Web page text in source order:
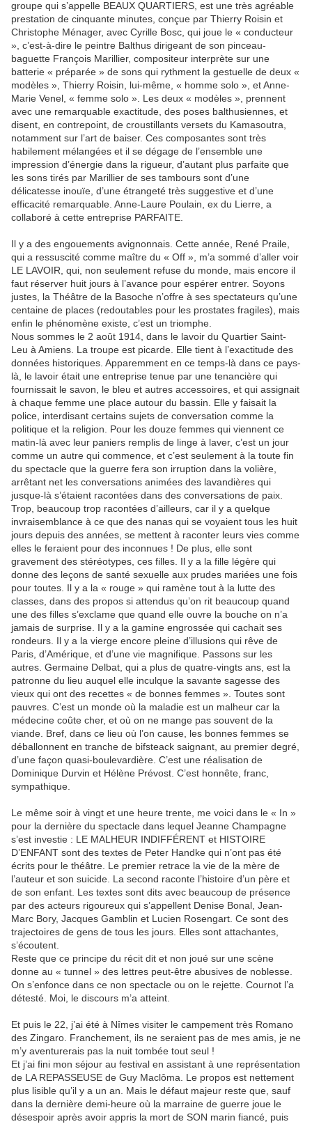
groupe qui s’appelle BEAUX QUARTIERS, est une très agréable
prestation de cinquante minutes, conçue par Thierry Roisin et
Christophe Ménager, avec Cyrille Bosc, qui joue le « conducteur
», c’est-à-dire le peintre Balthus dirigeant de son pinceau-
baguette François Marillier, compositeur interprète sur une
batterie « préparée » de sons qui rythment la gestuelle de deux «
modèles », Thierry Roisin, lui-même, « homme solo », et Anne-
Marie Venel, « femme solo ». Les deux « modèles », prennent
avec une remarquable exactitude, des poses balthusiennes, et
disent, en contrepoint, de croustillants versets du Kamasoutra,
notamment sur l’art de baiser. Ces composantes sont très
habilement mélangées et il se dégage de l’ensemble une
impression d’énergie dans la rigueur, d’autant plus parfaite que
les sons tirés par Marillier de ses tambours sont d’une
délicatesse inouïe, d’une étrangeté très suggestive et d’une
efficacité remarquable. Anne-Laure Poulain, ex du Lierre, a
collaboré à cette entreprise PARFAITE.
Il y a des engouements avignonnais. Cette année, René Praile,
qui a ressuscité comme maître du « Off », m’a sommé d’aller voir
LE LAVOIR, qui, non seulement refuse du monde, mais encore il
faut réserver huit jours à l’avance pour espérer entrer. Soyons
justes, la Théâtre de la Basoche n’offre à ses spectateurs qu’une
centaine de places (redoutables pour les prostates fragiles), mais
enfin le phénomène existe, c’est un triomphe.
Nous sommes le 2 août 1914, dans le lavoir du Quartier Saint-
Leu à Amiens. La troupe est picarde. Elle tient à l’exactitude des
données historiques. Apparemment en ce temps-là dans ce pays-
là, le lavoir était une entreprise tenue par une tenancière qui
fournissait le savon, le bleu et autres accessoires, et qui assignait
à chaque femme une place autour du bassin. Elle y faisait la
police, interdisant certains sujets de conversation comme la
politique et la religion. Pour les douze femmes qui viennent ce
matin-là avec leur paniers remplis de linge à laver, c’est un jour
comme un autre qui commence, et c’est seulement à la toute fin
du spectacle que la guerre fera son irruption dans la volière,
arrêtant net les conversations animées des lavandières qui
jusque-là s’étaient racontées dans des conversations de paix.
Trop, beaucoup trop racontées d’ailleurs, car il y a quelque
invraisemblance à ce que des nanas qui se voyaient tous les huit
jours depuis des années, se mettent à raconter leurs vies comme
elles le feraient pour des inconnues ! De plus, elle sont
gravement des stéréotypes, ces filles. Il y a la fille légère qui
donne des leçons de santé sexuelle aux prudes mariées une fois
pour toutes. Il y a la « rouge » qui ramène tout à la lutte des
classes, dans des propos si attendus qu’on rit beaucoup quand
une des filles s’exclame que quand elle ouvre la bouche on n’a
jamais de surprise. Il y a la gamine engrossée qui cachait ses
rondeurs. Il y a la vierge encore pleine d’illusions qui rêve de
Paris, d’Amérique, et d’une vie magnifique. Passons sur les
autres. Germaine Delbat, qui a plus de quatre-vingts ans, est la
patronne du lieu auquel elle inculque la savante sagesse des
vieux qui ont des recettes « de bonnes femmes ». Toutes sont
pauvres. C’est un monde où la maladie est un malheur car la
médecine coûte cher, et où on ne mange pas souvent de la
viande. Bref, dans ce lieu où l’on cause, les bonnes femmes se
déballonnent en tranche de bifsteack saignant, au premier degré,
d’une façon quasi-boulevardière. C’est une réalisation de
Dominique Durvin et Hélène Prévost. C’est honnête, franc,
sympathique.
Le même soir à vingt et une heure trente, me voici dans le « In »
pour la dernière du spectacle dans lequel Jeanne Champagne
s’est investie : LE MALHEUR INDIFFÉRENT et HISTOIRE
D’ENFANT sont des textes de Peter Handke qui n’ont pas été
écrits pour le théâtre. Le premier retrace la vie de la mère de
l’auteur et son suicide. La second raconte l’histoire d’un père et
de son enfant. Les textes sont dits avec beaucoup de présence
par des acteurs rigoureux qui s’appellent Denise Bonal, Jean-
Marc Bory, Jacques Gamblin et Lucien Rosengart. Ce sont des
trajectoires de gens de tous les jours. Elles sont attachantes,
s’écoutent.
Reste que ce principe du récit dit et non joué sur une scène
donne au « tunnel » des lettres peut-être abusives de noblesse.
On s’enfonce dans ce non spectacle ou on le rejette. Cournot l’a
détesté. Moi, le discours m’a atteint.
Et puis le 22, j’ai été à Nîmes visiter le campement très Romano
des Zingaro. Franchement, ils ne seraient pas de mes amis, je ne
m’y aventurerais pas la nuit tombée tout seul !
Et j’ai fini mon séjour au festival en assistant à une représentation
de LA REPASSEUSE de Guy Maclôma. Le propos est nettement
plus lisible qu’il y a un an. Mais le défaut majeur reste que, sauf
dans la dernière demi-heure où la marraine de guerre joue le
désespoir après avoir appris la mort de SON marin fiancé, puis